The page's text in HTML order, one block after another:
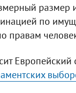
размер
по
правам
Европейский